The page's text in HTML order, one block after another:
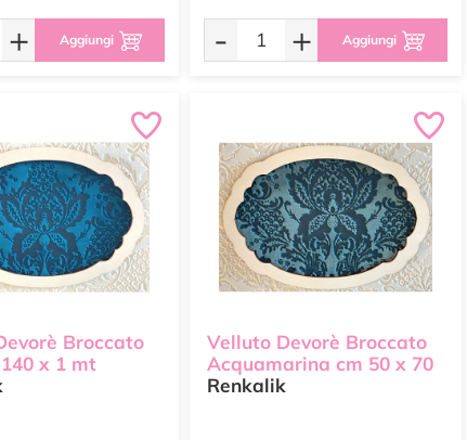
+ Aggiungi - + Aggiungi
Broccato
x 1 mt
Velluto Devorè Broccato
Acquamarina cm 50 x 70
Renkalik